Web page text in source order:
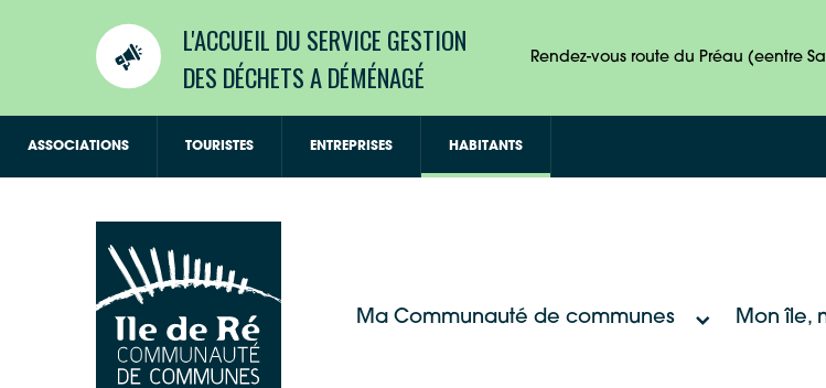
L'ACCUEIL DU SERVICE GESTION
DES DÉCHETS A DÉMÉNAGÉ
Rendez-vous route du Préau (eentre
ASSOCIATIONS TOURISTES ENTREPRISES HABITANTS
Ma Communauté de communes Mon île,